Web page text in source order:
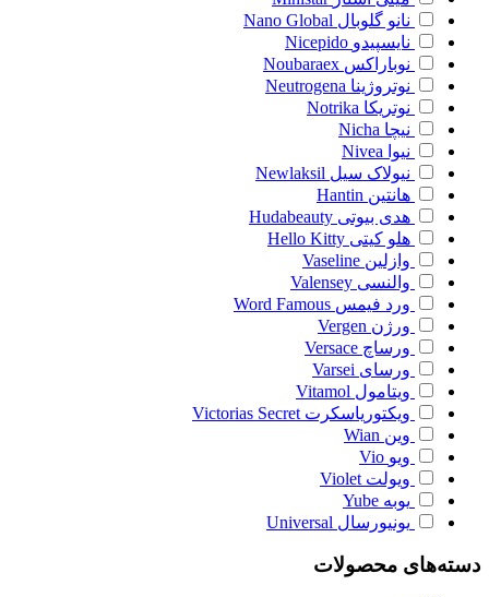
نانو گلوبال Nano Global
نایسپیدو Nicepido
نوباراکس Noubaraex
نوتروژینا Neutrogena
نوتریکا Notrika
نیچا Nicha
نیوا Nivea
نیولاک سیل Newlaksil
هانتین Hantin
هدی بیوتی Hudabeauty
هلو کیتی Hello Kitty
وازلین Vaseline
والنسی Valensey
ورد فیمس Word Famous
ورژن Vergen
ورساچ Versace
ورسای Varsei
ویتامول Vitamol
ویکتوریاسکرت Victorias Secret
وین Wian
ویو Vio
ویولت Violet
یوبه Yube
یونیورسال Universal
دسته‌های محصولات